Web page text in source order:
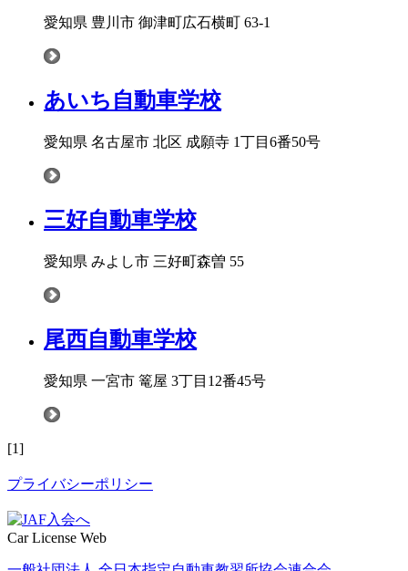
愛知県 豊川市 御津町広石横町 63-1
あいち自動車学校
愛知県 名古屋市 北区 成願寺 1丁目6番50号
三好自動車学校
愛知県 みよし市 三好町森曽 55
尾西自動車学校
愛知県 一宮市 篭屋 3丁目12番45号
[1]
プライバシーポリシー
Car License Web